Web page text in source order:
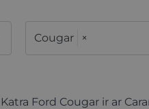
Cougar ×
Ford Cougar ir ar